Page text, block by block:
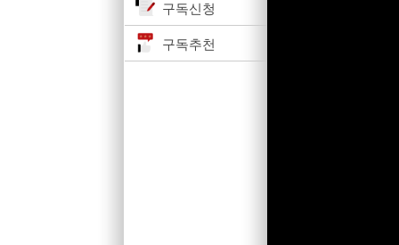
구독신청
구독추천